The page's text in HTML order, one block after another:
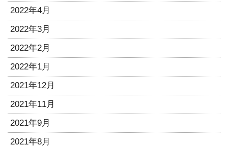
2022年4月
2022年3月
2022年2月
2022年1月
2021年12月
2021年11月
2021年9月
2021年8月